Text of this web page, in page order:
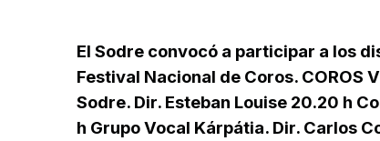
El Sodre convocó a participar a los
Festival Nacional de Coros. COROS
Sodre. Dir. Esteban Louise 20.20 h
h Grupo Vocal Kárpátia. Dir. Carlos